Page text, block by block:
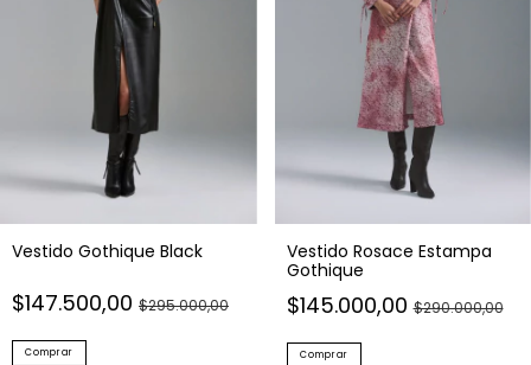
Vestido Gothique Black
$147.500,00 $295.000,00
Comprar
Vestido Rosace Estampa
Gothique
$145.000,00$290.000,00
Comprar